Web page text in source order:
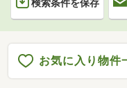
検索条件を保存
お気に入り物件